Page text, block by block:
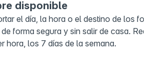
disponible
el día, la hora o el destino de los
forma segura y sin salir de casa.
hora, los 7 días de la semana.